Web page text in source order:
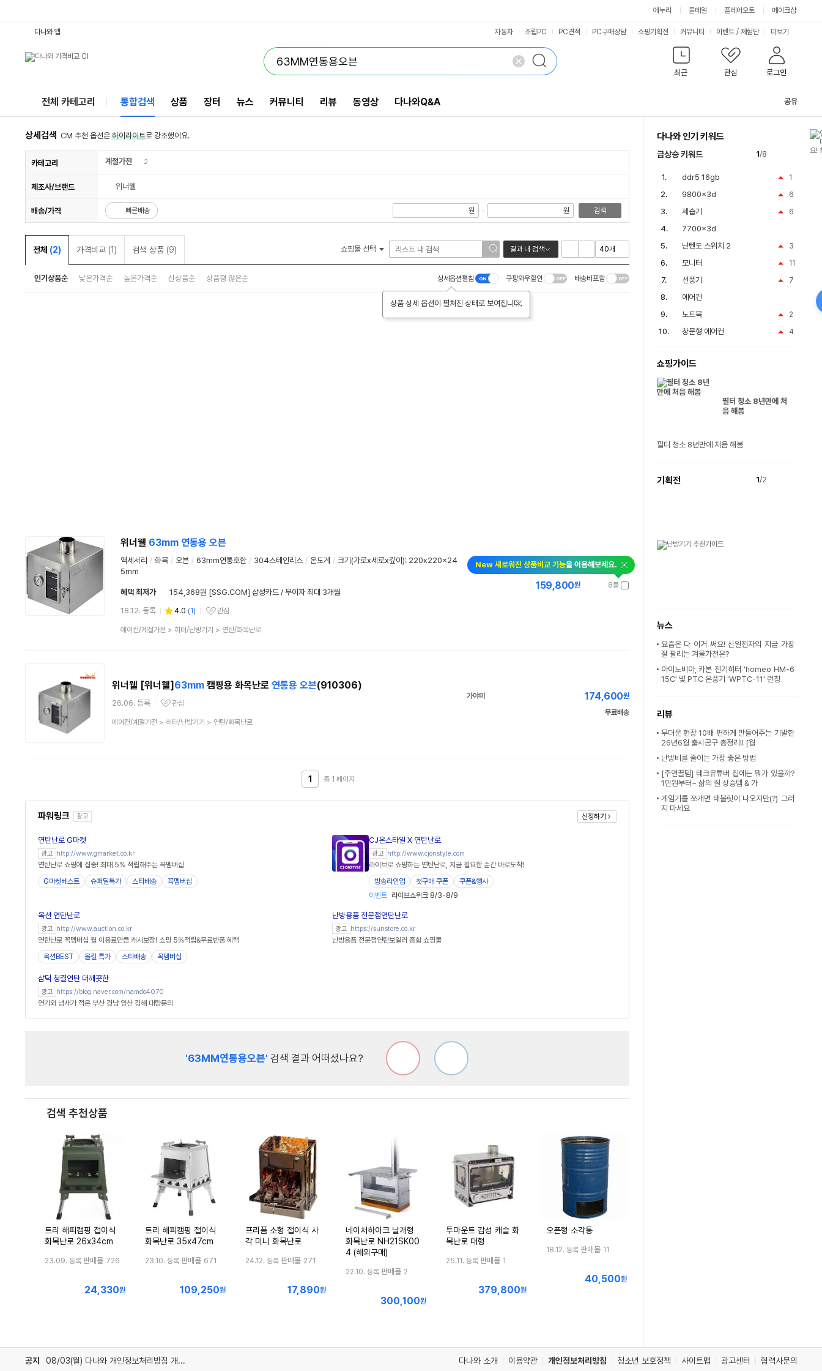
에누리 몰테일 플레이오토 메이크샵
최근 관심 로그인
다나와 앱 자동차 조립PC PC견적 PC구매상담 쇼핑기획전 커뮤니티 이벤트 / 체험단 더보기
전체 카테고리 통합검색 상품 장터 뉴스 커뮤니티 리뷰 동영상 다나와Q&A 공유
상세검색 CM 추천 옵션은 하이라이트로 강조했어요.
카테고리 계절가전 2
제조사/브랜드 위너웰
배송/가격 빠른배송 원 ~ 원 검색
전체 (2) 가격비교 (1) 검색 상품 (9) 쇼핑몰 선택 결과 내 검색
인기상품순 낮은가격순 높은가격순 신상품순 상품평 많은순 상세옵션펼침
상품 상세 옵션이 펼쳐진 상태로 보여집니다.
쿠팡와우할인 배송비포함
위너웰 63mm 연통용 오븐
액세서리 / 화목 / 오븐 / 63mm연통호환 / 304스테인리스 / 온도계 / 크기(가로x세로x깊이): 220x220x24
5mm
혜택 최저가
154,368원 [SSG.COM] 삼성카드 / 무이자 최대 3개월
18.12. 등록
4.0 (1)
관심상품
관심
상
에어컨/계절가전 > 히터/난방기기 > 연탄/화목난로
New 새로워진 상품비교 기능을 이용해보세요.
8몰
159,800원
위너웰 [위너웰]63mm캠핑용 화목난로 연통용 오븐(910306)
26.06. 등록
관심상품
관심
상
에어컨/계절가전 > 히터/난방기기 > 연탄/화목난로
가야미 174,600원
무료배송
1 총 1 페이지
파워링크 광고 신청하기
연탄난로 G마켓
광고 http://www.gmarket.co.kr
연탄난로 쇼핑에 집중! 최대 5% 적립해주는 꼭멤버십
G마켓베스트
슈퍼딜특가 스타배송 꼭멤버십
CJ온스타일 X 연탄난로
광고 http://www.cjonstyle.com
라이브로 쇼핑하는 연탄난로, 지금 필요한 순간 바로도착!
방송라인업
첫구매 쿠폰
쿠폰&행사
이벤트
라이브쇼위크 8/3-8/9
옥션 연탄난로
광고 http://www.auction.co.kr
연탄난로 꼭멤버십 월 이용료만큼 캐시보장! 쇼핑 5%적립&무료반품 혜택
옥션BEST
올킬 특가 스타배송 꼭멤버십
난방용품 전문점연탄난로
광고 https://sunstore.co.kr
난방용품 전문점연탄보일러 종합 쇼핑몰
삼덕 청결연탄 더깨끗한
광고 https://blog.naver.com/namdo4070
연기와 냄새가 적은 부산 경남 양산 김해 대량문의
'63MM연통용오븐' 검색 결과 어떠셨나요?
검색 추천상품
트리 해피캠핑 접이식
화목난로 26x34cm
23.09. 등록 판매몰 726
최
24,330원
트리 해피캠핑 접이식
화목난로 35x47cm
23.10. 등록 판매몰 671
최
109,250원
프리폼 소형 접이식 사
각 미니 화목난로
24.12. 등록 판매몰 271
최
17,890원
네이처하이크 날개형
화목난로 NH21SK00
4 (해외구매)
22.10. 등록 판매몰 2
최
300,100원
투마운트 감성 캐슬 화
목난로 대형
25.11. 등록 판매몰 1
최
379,800원
오픈형 소각통
18.12. 등록 판매몰 11
최
40,500원
다나와 인기 키워드
급상승 키워드 1/8
1
ddr5 16gb
6
9800x3d
6
제습기
7700x3d
3
닌텐도 스위치 2
11
모니터
7
선풍기
에어컨
2
노트북
4
창문형 에어컨
쇼핑가이드
필터 청소 8년만에 처
음 해봄
필터 청소 8년만에 처음 해봄
기획전 1/2
뉴스
요즘은 다 이거 써요! 신일전자의 지금 가장
잘 팔리는 겨울가전은?
아이노비아, 카본 전기히터 'homeo HM-6
15C' 및 PTC 온풍기 'WPTC-11' 런칭
리뷰
무더운 현장 10배 편하게 만들어주는 기발한
26년6월 출시공구 총정리!! [월
난방비를 줄이는 가장 좋은 방법
[주연꿀템] 테크유튜버 집에는 뭐가 있을까?
1만원부터~ 삶의 질 상승템 & 가
게임기를 쪼개면 태블릿이 나오지만(?) 그러
지 마세요
공지 08/03(월) 다나와 개인정보처리방침 개정 안내 다나와 소개 이용약관 개인정보처리방침 청소년 보호정책 사이트맵 광고센터 협력사문의